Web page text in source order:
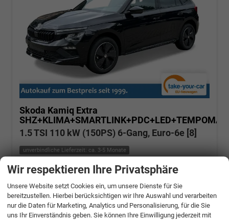
Skoda Kamiq Extra
SHZ+KLIMA+SMARTLINK+PDC+LED+TEMPOMAT
1.5 TSI 110 kW (150PS) 6-Gang, Euro-6e [8]
unverbindliche Lieferzeit: ca. 3-5 Monate
Fahrzeugnr.: 508975
Benzin
Neuwagen
Verbrauch kombiniert:
5,70 l/100km
CO -Klasse:
D
CO2-Emissionen: 129,00 g/km
» Angebotdetails
Wir respektieren Ihre Privatsphäre
Unsere Website setzt Cookies ein, um unsere Dienste für Sie
bereitzustellen. Hierbei berücksichtigen wir Ihre Auswahl und verarbeiten
nur die Daten für Marketing, Analytics und Personalisierung, für die Sie
uns Ihr Einverständnis geben. Sie können Ihre Einwilligung jederzeit mit